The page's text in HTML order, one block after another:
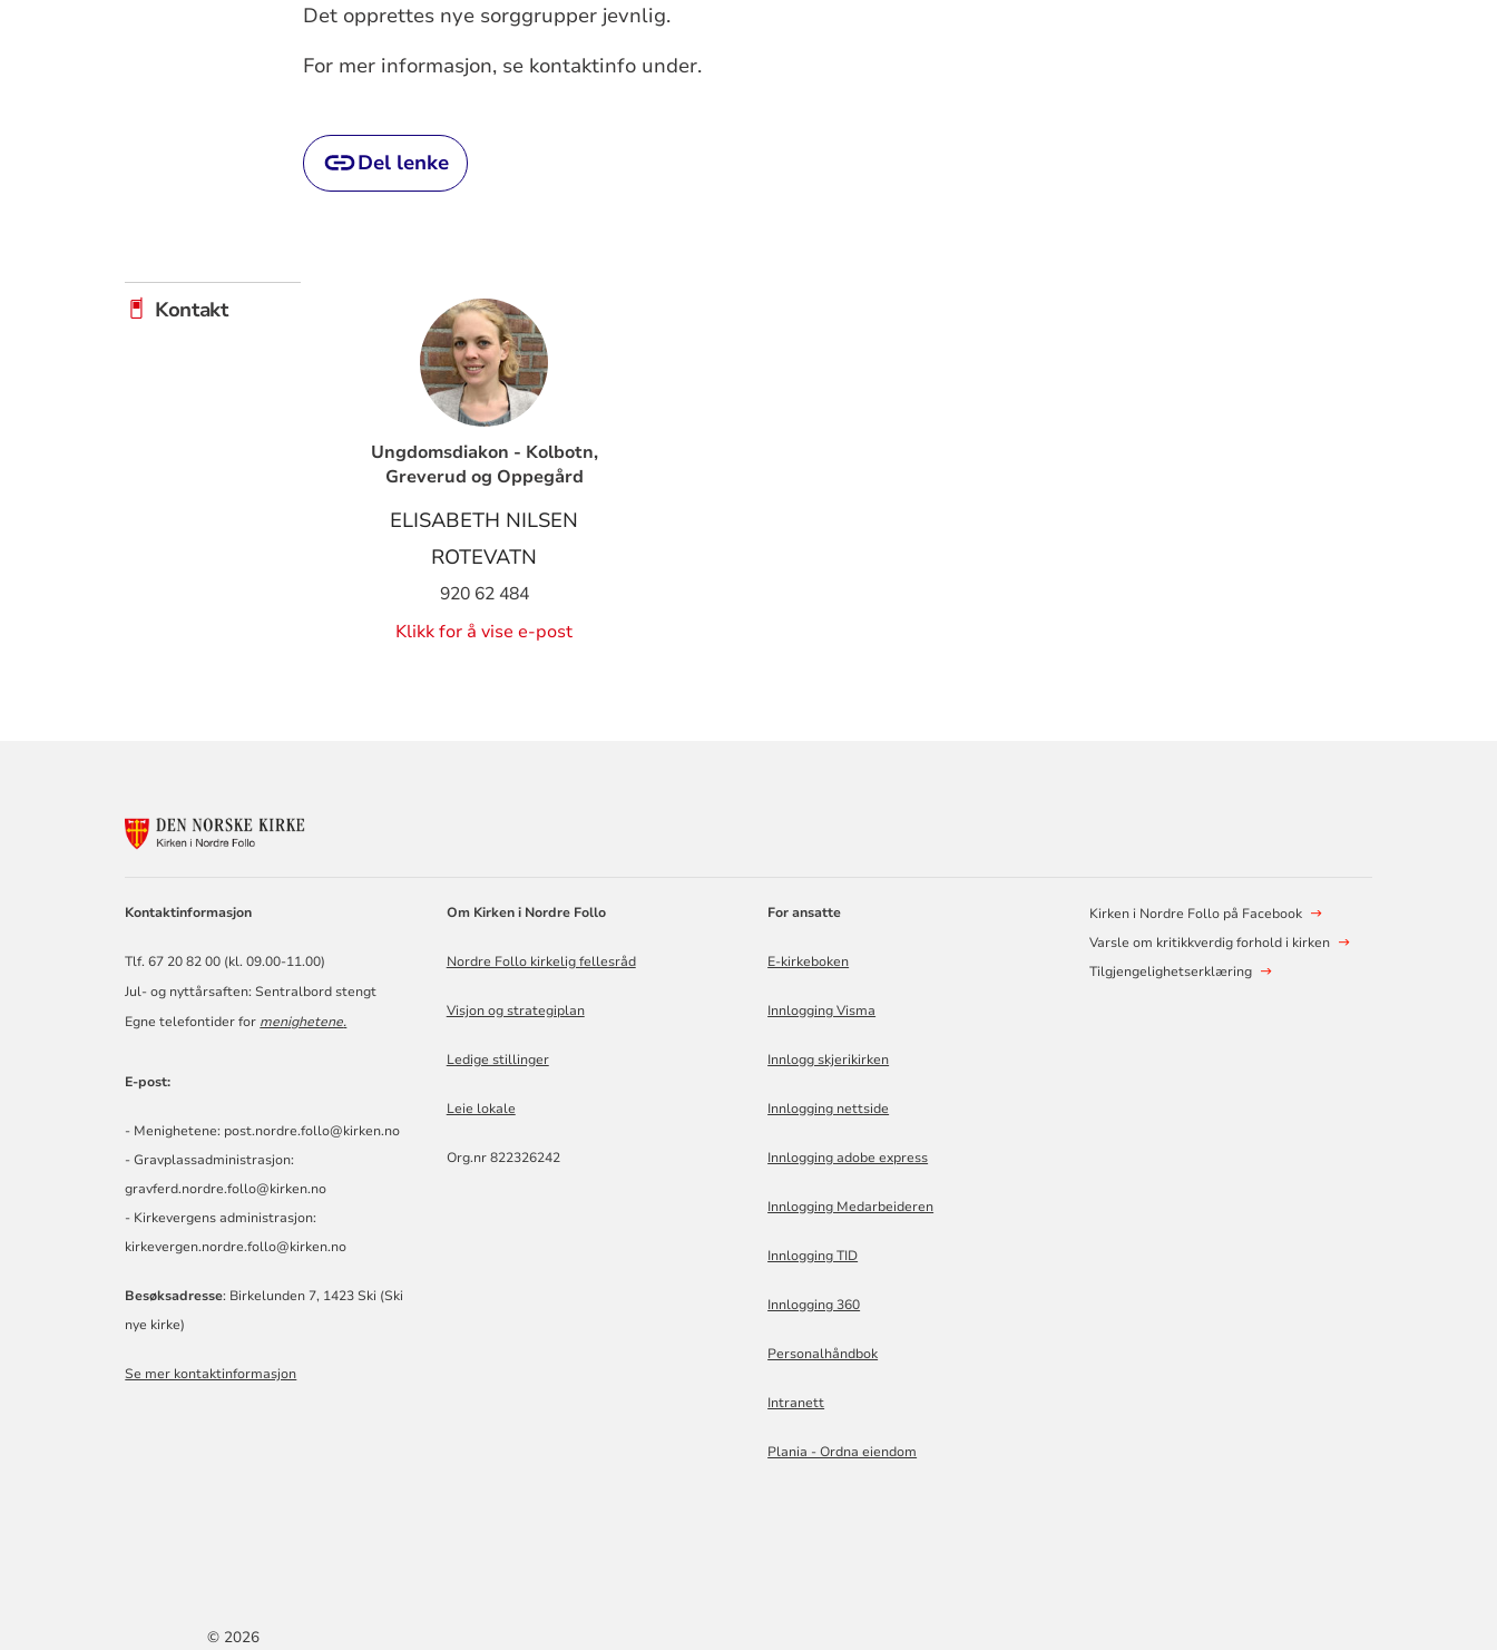
Det opprettes nye sorggrupper jevnlig.
For mer informasjon, se kontaktinfo under.
Del lenke
Kontakt
Ungdomsdiakon - Kolbotn,
Greverud og Oppegård
ELISABETH NILSEN
ROTEVATN
920 62 484
Klikk for å vise e-post
KIRKELIGE
Kontaktinformasjon
Tlf. 67 20 82 00 (kl. 09.00-11.00)
Jul- og nyttårsaften: Sentralbord stengt
Egne telefontider for menighetene.
E-post:
- Menighetene: post.nordre.follo@kirken.no
- Gravplassadministrasjon:
gravferd.nordre.follo@kirken.no
- Kirkevergens administrasjon:
kirkevergen.nordre.follo@kirken.no
Besøksadresse: Birkelunden 7, 1423 Ski (Ski
nye kirke)
Se mer kontaktinformasjon
Om Kirken i Nordre Follo
Nordre Follo kirkelig fellesråd
Visjon og strategiplan
Ledige stillinger
Leie lokale
Org.nr 822326242
For ansatte
E-kirkeboken
Innlogging Visma
Innlogg skjerikirken
Innlogging nettside
Innlogging adobe express
Innlogging Medarbeideren
Innlogging TID
Innlogging 360
Personalhåndbok
Intranett
Plania - Ordna eiendom
Kirken i Nordre Follo på Facebook
Varsle om kritikkverdig forhold i kirken
Tilgjengelighetserklæring
© 2026